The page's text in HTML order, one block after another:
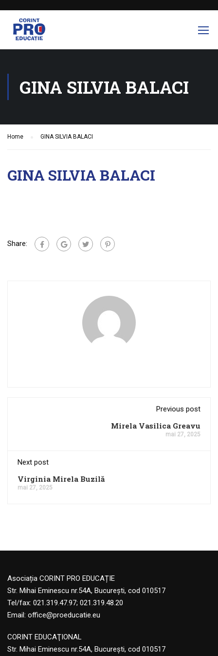
GINA SILVIA BALACI
Home GINA SILVIA BALACI
GINA SILVIA BALACI
Share:
Previous post
Mirela Vasilica Greavu
mai 27, 2025
Next post
Virginia Mirela Buzilă
mai 27, 2025
Asociația CORINT PRO EDUCAȚIE
Str. Mihai Eminescu nr.54A, București, cod 010517
Tel/fax: 021.319.47.97; 021.319.48.20
Email: office@proeducatie.eu
CORINT EDUCAŢIONAL
Str. Mihai Eminescu nr.54A, Bucureşti, cod 010517